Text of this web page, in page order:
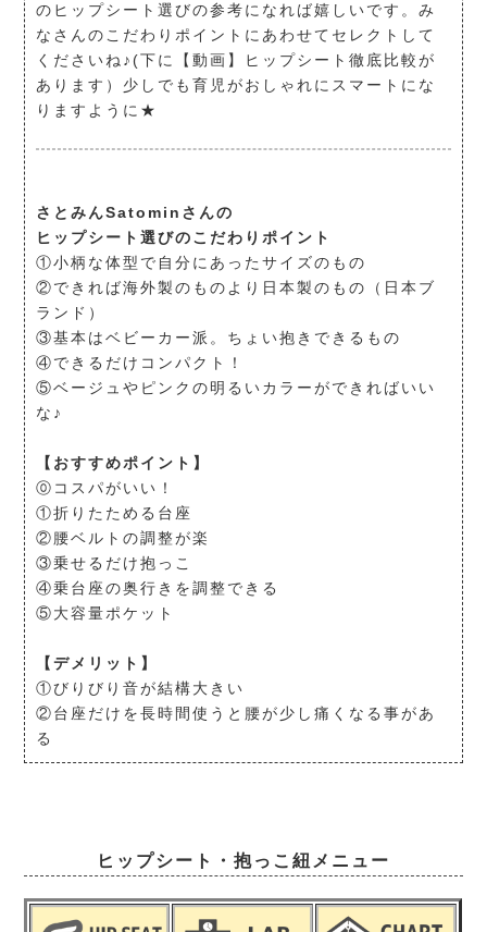
のヒップシート選びの参考になれば嬉しいです。み
なさんのこだわりポイントにあわせてセレクトして
くださいね♪(下に【動画】ヒップシート徹底比較が
あります）少しでも育児がおしゃれにスマートにな
りますように★
さとみんSatominさんの
ヒップシート選びのこだわりポイント
①小柄な体型で自分にあったサイズのもの
②できれば海外製のものより日本製のもの（日本ブ
ランド）
③基本はベビーカー派。ちょい抱きできるもの
④できるだけコンパクト！
⑤ベージュやピンクの明るいカラーができればいい
な♪
【おすすめポイント】
⓪コスパがいい！
①折りたためる台座
②腰ベルトの調整が楽
③乗せるだけ抱っこ
④乗台座の奥行きを調整できる
⑤大容量ポケット
【デメリット】
①びりびり音が結構大きい
②台座だけを長時間使うと腰が少し痛くなる事があ
る
ヒップシート・抱っこ紐メニュー